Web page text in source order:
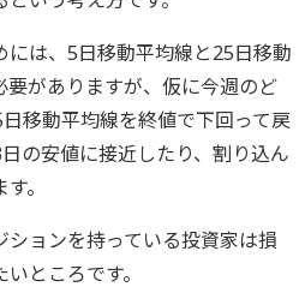
には、5日移動平均線と25日移動
がありますが、仮に今週のど
移動平均線を終値で下回って戻
の安値に接近したり、割り込ん
。
ションを持っている投資家は損
ところです。